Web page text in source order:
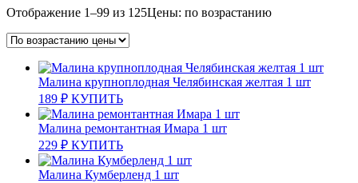
Отображение 1–99 из 125Цены: по возрастанию
Малина крупноплодная Челябинская желтая 1 шт
189 ₽ КУПИТЬ
Малина ремонтантная Имара 1 шт
229 ₽ КУПИТЬ
Малина Кумберленд 1 шт